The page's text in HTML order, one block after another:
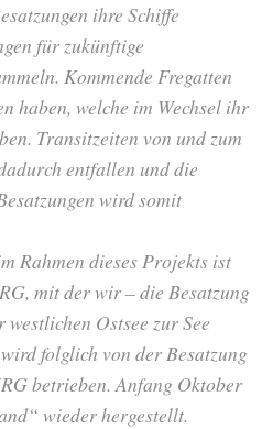
ihre Schiffe
für zukünftige
Kommende Fregatten
haben, welche im Wechsel ihr
Transitzeiten von und zum
entfallen und die
wird somit
Rahmen dieses Projekts ist
mit der wir – die Besatzung
Ostsee zur See
folglich von der Besatzung
betrieben. Anfang Oktober
wieder hergestellt.